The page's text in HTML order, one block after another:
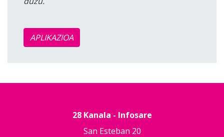
APLIKAZIOA
28 Kanala - Infosare
San Esteban 20